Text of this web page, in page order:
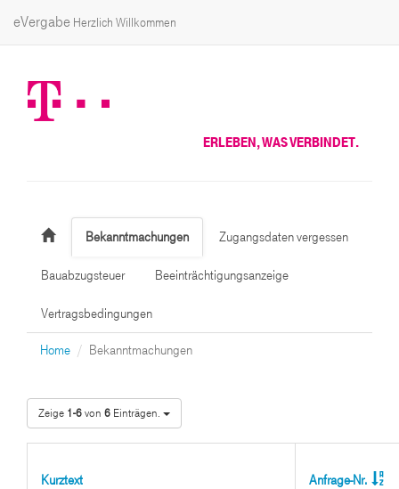
eVergabe Herzlich Willkommen
ERLEBEN, WAS VERBINDET.
Bekanntmachungen Zugangsdaten vergessen
Bauabzugsteuer Beeinträchtigungsanzeige
Vertragsbedingungen
Home Bekanntmachungen
Zeige 1-6von 6 Einträgen.
Kurztext Anfrage-Nr.